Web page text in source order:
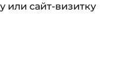
или сайт-визитку